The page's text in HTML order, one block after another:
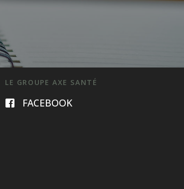
LE GROUPE AXE SANTÉ
FACEBOOK